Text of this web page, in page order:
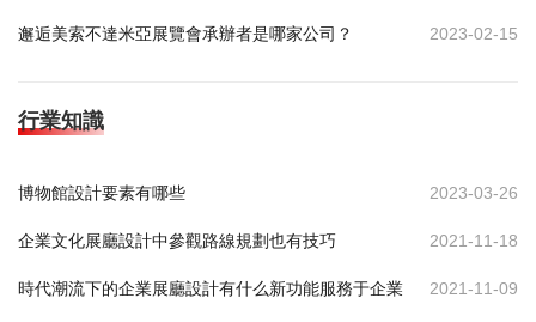
邂逅美索不達米亞展覽會承辦者是哪家公司？ 2023-02-15
行業知識
博物館設計要素有哪些 2023-03-26
企業文化展廳設計中參觀路線規劃也有技巧 2021-11-18
時代潮流下的企業展廳設計有什么新功能服務于企業 2021-11-09